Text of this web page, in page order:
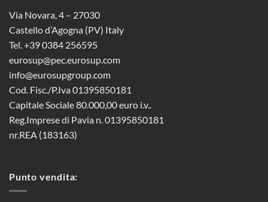
Via Novara, 4 – 27030
Castello d’Agogna (PV) Italy
Tel. +39 0384 256595
eurosup@pec.eurosup.com
info@eurosupgroup.com
Cod. Fisc./P.Iva 01395850181
Capitale Sociale 80.000,00 euro i.v..
Reg.Imprese di Pavia n. 01395850181
nr.REA (183163)
Punto vendita: